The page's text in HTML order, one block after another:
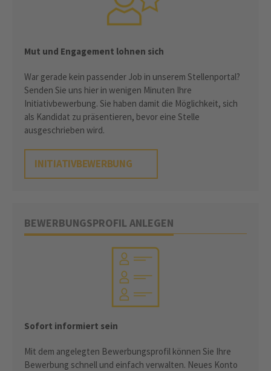
Mut und Engagement lohnen sich
War gerade kein passender Job in unserem Stellenportal?
Senden Sie uns hier in wenigen Minuten Ihre
Initiativbewerbung. Sie haben damit die Möglichkeit, sich
als Kandidat zu präsentieren, bevor eine Stelle
ausgeschrieben wird.
INITIATIVBEWERBUNG
BEWERBUNGSPROFIL ANLEGEN
Sofort informiert sein
Mit dem angelegten Bewerbungsprofil können Sie Ihre
Bewerbung schnell und einfach verwalten. Neues Konto